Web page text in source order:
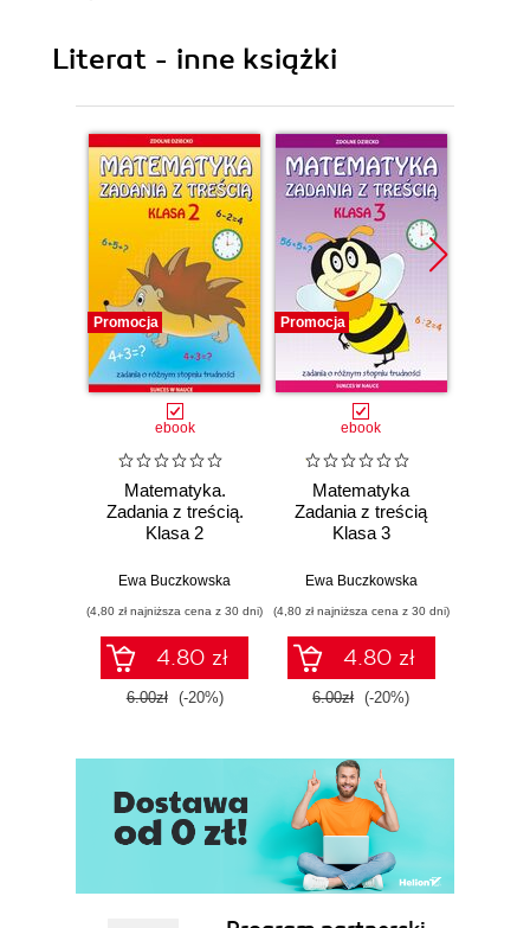
Literat - inne książki
Promocja
ebook
Matematyka.
Zadania z treścią.
Klasa 2
Ewa Buczkowska
(4,80 zł najniższa cena z 30 dni)
4.80 zł
6.00zł (-20%)
Promocja
ebook
Matematyka
Zadania z treścią
Klasa 3
Ewa Buczkowska
(4,80 zł najniższa cena z 30 dni)
4.80 zł
6.00zł (-20%)